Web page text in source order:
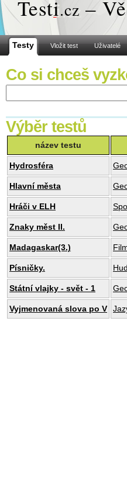
Testi.cz –
Testy Vložit test Uživatelé
Co si chceš
Výběr testů
název testu
Hydrosféra
Hlavní města
Hráči v ELH
Znaky měst II.
Madagaskar(3.)
Písničky.
Státní vlajky - svět - 1
Vyjmenovaná slova po V